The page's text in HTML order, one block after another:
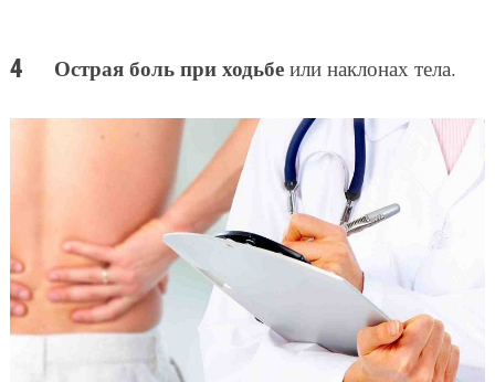
Острая боль при ходьбеили наклонах тела.